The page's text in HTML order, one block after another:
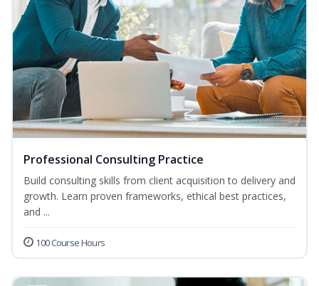
Professional Consulting Practice
Build consulting skills from client acquisition to delivery and
growth. Learn proven frameworks, ethical best practices,
and ...
100 Course Hours